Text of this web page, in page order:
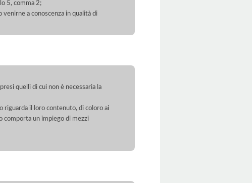
5, comma 2;
a conoscenza in qualità di
quelli di cui non è necessaria la
riguarda il loro contenuto, di coloro ai
comporta un impiego di mezzi